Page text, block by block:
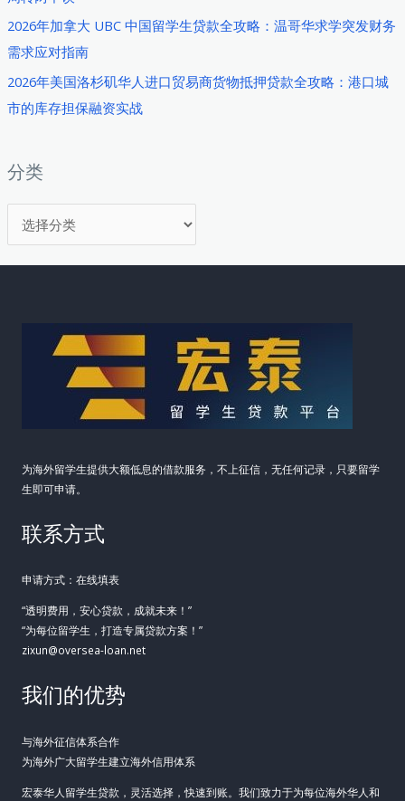
2026年加拿大 UBC 中国留学生贷款全攻略：温哥华求学突发财务
需求应对指南
2026年美国洛杉矶华人进口贸易商货物抵押贷款全攻略：港口城
市的库存担保融资实战
分类
类
款
如
为
破
为海外留学生提供大额低息的借款服务，不上征信，无任何记录，只要留学
生即可申请。
联系方式
申请方式：在线填表
“透明费用，安心贷款，成就未来！”
“为每位留学生，打造专属贷款方案！”
zixun@oversea-loan.net
我们的优势
与海外征信体系合作
为海外广大留学生建立海外信用体系
宏泰华人留学生贷款，灵活选择，快速到账。我们致力于为每位海外华人和